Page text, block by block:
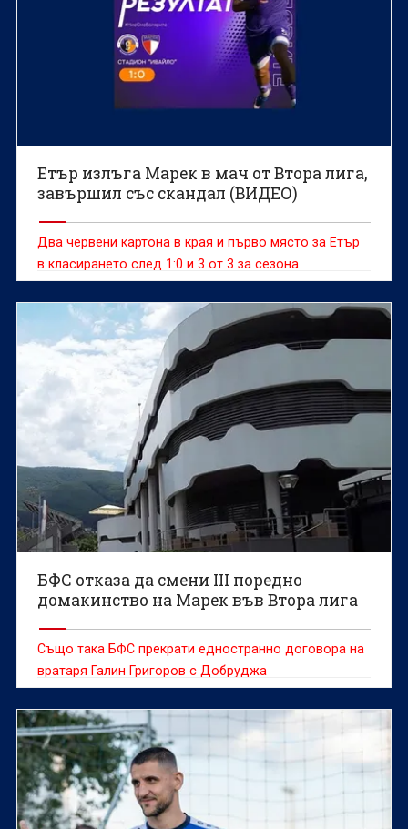
Етър излъга Марек в мач от Втора лига,
завършил със скандал (ВИДЕО)
Два червени картона в края и първо място за Етър
в класирането след 1:0 и 3 от 3 за сезона
БФС отказа да смени III поредно
домакинство на Марек във Втора лига
Също така БФС прекрати едностранно договора на
вратаря Галин Григоров с Добруджа